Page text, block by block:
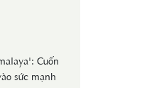
Cuốn
sức mạnh